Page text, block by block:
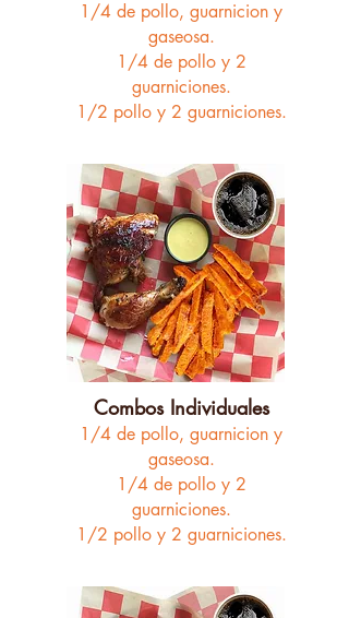
1/4 de pollo, guarnicion y
gaseosa.
1/4 de pollo y 2
guarniciones.
1/2 pollo y 2 guarniciones.
Combos Individuales
1/4 de pollo, guarnicion y
gaseosa.
1/4 de pollo y 2
guarniciones.
1/2 pollo y 2 guarniciones.